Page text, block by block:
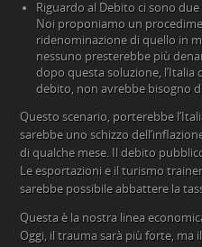
Riguardo al Debito ci sono
Noi proponiamo un
ridenominazione di quello in
nessuno presterebbe più
dopo questa soluzione,
debito, non avrebbe bisogno
Questo scenario, porterebbe
sarebbe uno schizzo
di qualche mese. Il debito
Le esportazioni e il turismo
sarebbe possibile abbattere la
Questa è la nostra linea
Oggi, il trauma sarà più forte, ma